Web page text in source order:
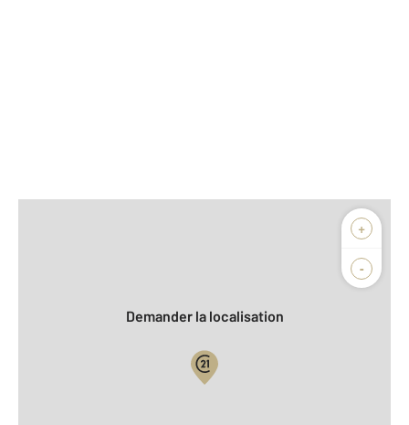
+
-
Biens vendus
Demander la localisation